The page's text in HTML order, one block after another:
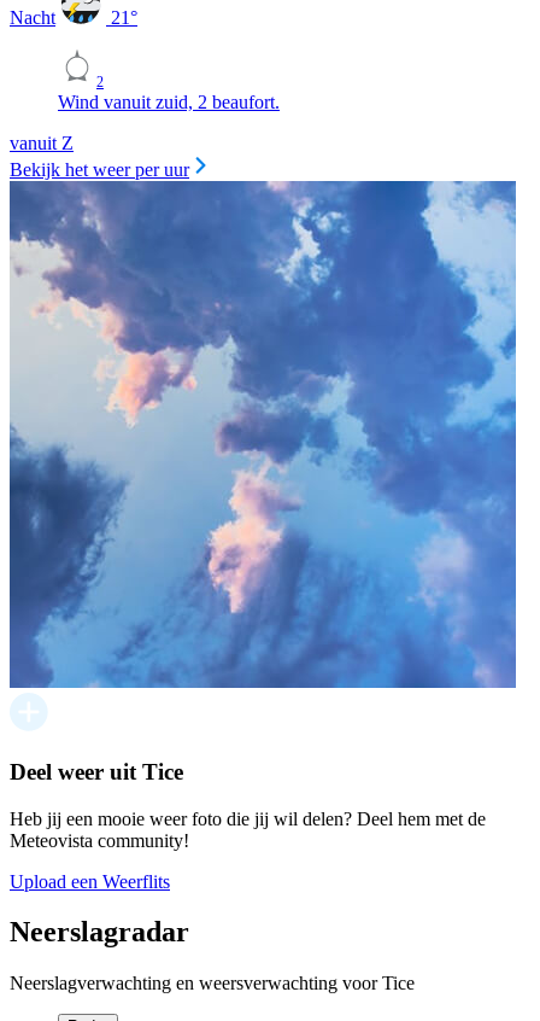
Nacht 21°
2
Wind vanuit zuid, 2 beaufort.
vanuit Z
Bekijk het weer per uur
Deel weer uit Tice
Heb jij een mooie weer foto die jij wil delen? Deel hem met de
Meteovista community!
Upload een Weerflits
Neerslagradar
Neerslagverwachting en weersverwachting voor Tice